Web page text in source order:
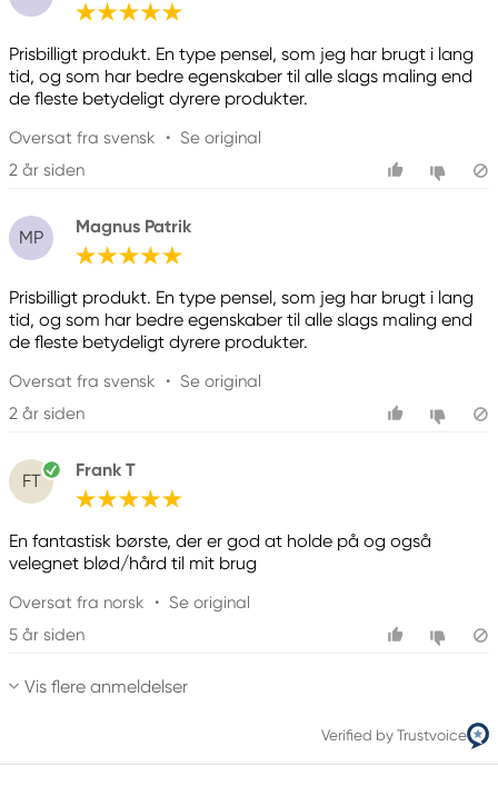
Prisbilligt produkt. En type pensel, som jeg har brugt i lang
tid, og som har bedre egenskaber til alle slags maling end
de fleste betydeligt dyrere produkter.
Oversat fra svensk • Se original
2 år siden
MP
Magnus Patrik
Prisbilligt produkt. En type pensel, som jeg har brugt i lang
tid, og som har bedre egenskaber til alle slags maling end
de fleste betydeligt dyrere produkter.
Oversat fra svensk • Se original
2 år siden
FT
Frank T
En fantastisk børste, der er god at holde på og også
velegnet blød/hård til mit brug
Oversat fra norsk • Se original
5 år siden
Vis flere anmeldelser
Verified by Trustvoice